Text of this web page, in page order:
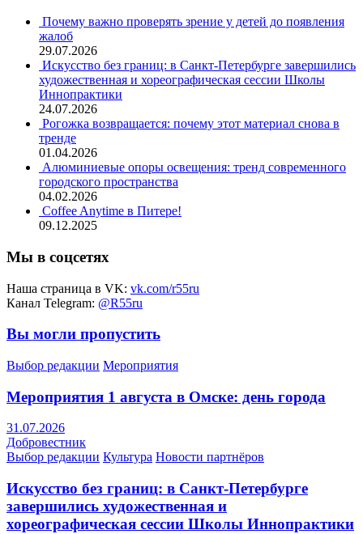
Почему важно проверять зрение у детей до появления
жалоб
29.07.2026
Искусство без границ: в Санкт-Петербурге завершились
художественная и хореографическая сессии Школы
Иннопрактики
24.07.2026
Рогожка возвращается: почему этот материал снова в
тренде
01.04.2026
Алюминиевые опоры освещения: тренд современного
городского пространства
04.02.2026
Coffee Anytime в Питере!
09.12.2025
Мы в соцсетях
Наша страница в VK: vk.com/r55ru
Канал Telegram: @R55ru
Вы могли пропустить
Выбор редакции Мероприятия
Мероприятия 1 августа в Омске: день города
31.07.2026
Добровестник
Выбор редакции Культура Новости партнёров
Искусство без границ: в Санкт-Петербурге
завершились художественная и
хореографическая сессии Школы Иннопрактики